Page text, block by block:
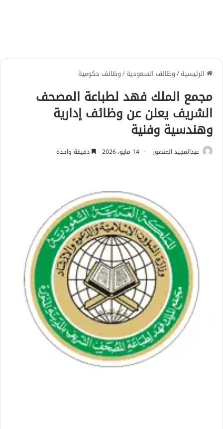
الرئيسية/وظائف السعودية/وظائف حكومية
مجمع الملك فهد لطباعة المصحف
الشريف يعلن عن وظائف إدارية
وهندسية وفنية
عبدالمجيد المنصور 14 مايو، 2026 دقيقة واحدة